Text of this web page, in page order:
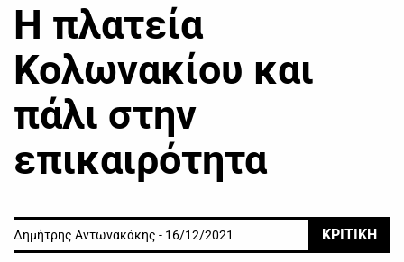
Η πλατεία
Κολωνακίου και
πάλι στην
επικαιρότητα
Δημήτρης Αντωνακάκης - 16/12/2021 ΚΡΙΤΙΚΗ